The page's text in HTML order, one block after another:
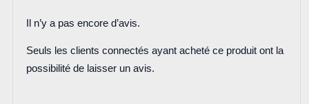
Il n’y a pas encore d’avis.
Seuls les clients connectés ayant acheté ce produit ont la
possibilité de laisser un avis.